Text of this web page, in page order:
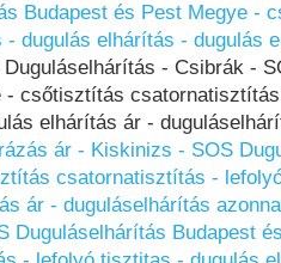
Budapest és Pest Megye -
- dugulás elhárítás - dugulás
Duguláselhárítás - Csibrák -
- csőtisztítás
elhárítás ár -
ár - Kiskinizs - SOS
csatornatisztítás -
ár - duguláselhárítás
Duguláselhárítás Budapest